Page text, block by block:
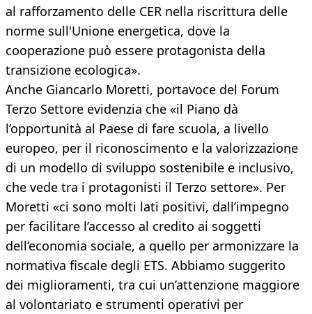
al rafforzamento delle CER nella riscrittura delle
norme sull'Unione energetica, dove la
cooperazione può essere protagonista della
transizione ecologica».
Anche Giancarlo Moretti, portavoce del Forum
Terzo Settore evidenzia che «il Piano dà
l’opportunità al Paese di fare scuola, a livello
europeo, per il riconoscimento e la valorizzazione
di un modello di sviluppo sostenibile e inclusivo,
che vede tra i protagonisti il Terzo settore». Per
Moretti «ci sono molti lati positivi, dall’impegno
per facilitare l’accesso al credito ai soggetti
dell’economia sociale, a quello per armonizzare la
normativa fiscale degli ETS. Abbiamo suggerito
dei miglioramenti, tra cui un’attenzione maggiore
al volontariato e strumenti operativi per